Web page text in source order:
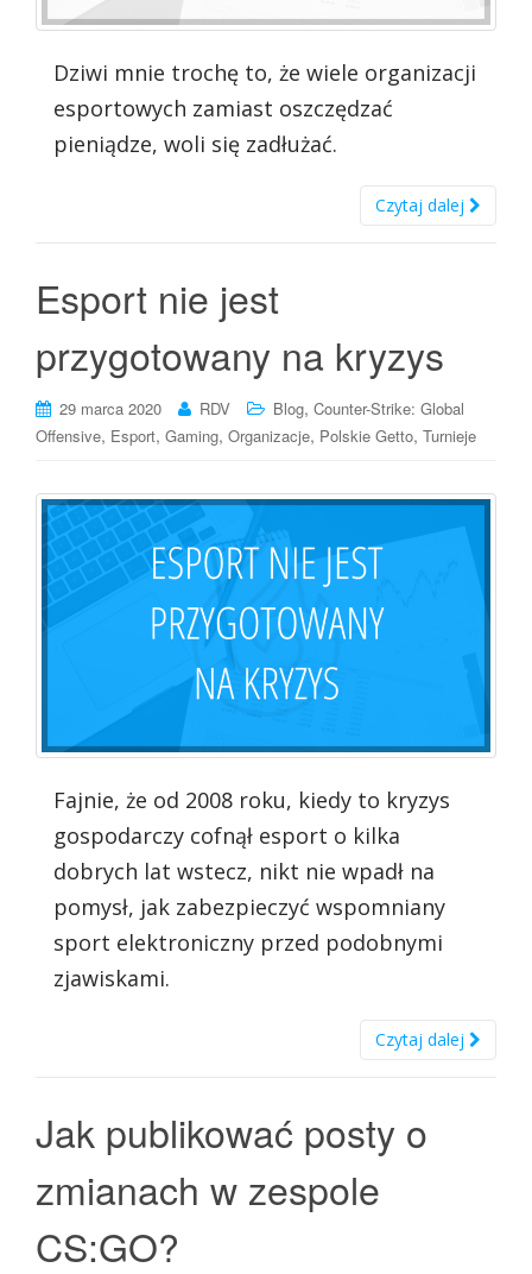
Dziwi mnie trochę to, że wiele organizacji
esportowych zamiast oszczędzać
pieniądze, woli się zadłużać.
Czytaj dalej
Esport nie jest
przygotowany na kryzys
29 marca 2020 RDV Blog, Counter-Strike: Global
Offensive, Esport, Gaming, Organizacje, Polskie Getto, Turnieje
Fajnie, że od 2008 roku, kiedy to kryzys
gospodarczy cofnął esport o kilka
dobrych lat wstecz, nikt nie wpadł na
pomysł, jak zabezpieczyć wspomniany
sport elektroniczny przed podobnymi
zjawiskami.
Czytaj dalej
Jak publikować posty o
zmianach w zespole
CS:GO?